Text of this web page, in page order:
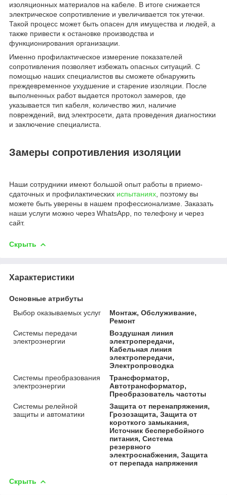
изоляционных материалов на кабеле. В итоге снижается
электрическое сопротивление и увеличивается ток утечки.
Такой процесс может быть опасен для имущества и людей, а
также привести к остановке производства и
функционирования организации.
Именно профилактическое измерение показателей
сопротивления позволяет избежать опасных ситуаций. С
помощью наших специалистов вы сможете обнаружить
преждевременное ухудшение и старение изоляции. После
выполненных работ выдается протокол замеров, где
указывается тип кабеля, количество жил, наличие
повреждений, вид электросети, дата проведения диагностики
и заключение специалиста.
Замеры сопротивления изоляции
Наши сотрудники имеют большой опыт работы в приемо-
сдаточных и профилактических испытаниях , поэтому вы
можете быть уверены в нашем профессионализме. Заказать
наши услуги можно через WhatsApp, по телефону и через
сайт.
Скрыть
Характеристики
Основные атрибуты
Выбор оказываемых услуг
Монтаж, Обслуживание,
Ремонт
Системы передачи
электроэнергии
Воздушная линия
электропередачи,
Кабельная линия
электропередачи,
Электропроводка
Системы преобразования
электроэнергии
Трансформатор,
Автотрансформатор,
Преобразователь частоты
Системы релейной
защиты и автоматики
Защита от перенапряжения,
Грозозащита, Защита от
короткого замыкания,
Источник бесперебойного
питания, Система
резервного
электроснабжения, Защита
от перепада напряжения
Скрыть